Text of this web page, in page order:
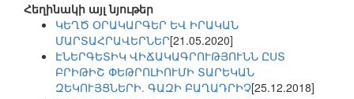
Հեղինակի այլ նյութեր
ԿԵՂԾ ՕՐԱԿԱՐԳԵՐ ԵՎ ԻՐԱԿԱՆ
ՄԱՐՏԱՀՐԱՎԵՐՆԵՐ[21.05.2020]
ԷՆԵՐԳԵՏԻԿ ՎԻՃԱԿԱԳՐՈՒԹՅՈՒՆՆ ԸՍՏ
ԲՐԻԹԻՇ ՓԵԹՐՈԼԻՈՒՄԻ ՏԱՐԵԿԱՆ
ԶԵԿՈՒՅՑՆԵՐԻ. ԳԱԶԻ ԲԱՂԱԴՐԻՉ[25.12.2018]